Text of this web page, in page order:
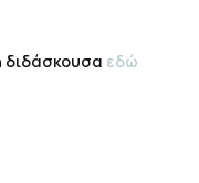
διδάσκουσα εδώ